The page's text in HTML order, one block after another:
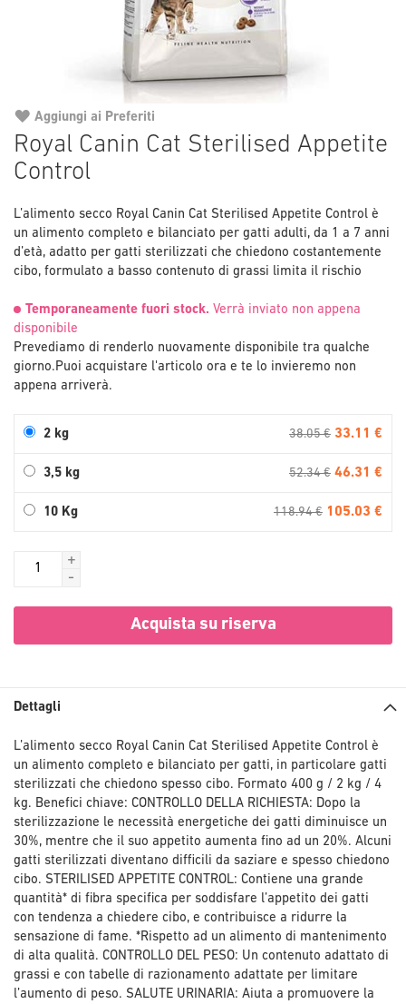
Royal Canin Cat Sterilised Appetite
Control
L’alimento secco Royal Canin Cat Sterilised Appetite Control è
un alimento completo e bilanciato per gatti adulti, da 1 a 7 anni
d’età, adatto per gatti sterilizzati che chiedono costantemente
cibo, formulato a basso contenuto di grassi limita il rischio
Temporaneamente fuori stock. Verrà inviato non appena
disponibile
Prevediamo di renderlo nuovamente disponibile tra qualche
giorno.Puoi acquistare l'articolo ora e te lo invieremo non
appena arriverà.
2 kg 38.05 € 33.11 €
3,5 kg 52.34 € 46.31 €
10 Kg 118.94 € 105.03 €
+
-
Acquista su riserva
Aggiungi ai Preferiti
all'inizio
di
immagini
Dettagli
L’alimento secco Royal Canin Cat Sterilised Appetite Control è
un alimento completo e bilanciato per gatti, in particolare gatti
sterilizzati che chiedono spesso cibo. Formato 400 g / 2 kg / 4
kg. Benefici chiave: CONTROLLO DELLA RICHIESTA: Dopo la
sterilizzazione le necessità energetiche dei gatti diminuisce un
30%, mentre che il suo appetito aumenta fino ad un 20%. Alcuni
gatti sterilizzati diventano difficili da saziare e spesso chiedono
cibo. STERILISED APPETITE CONTROL: Contiene una grande
quantità* di fibra specifica per soddisfare l’appetito dei gatti
con tendenza a chiedere cibo, e contribuisce a ridurre la
sensazione di fame. *Rispetto ad un alimento di mantenimento
di alta qualità. CONTROLLO DEL PESO: Un contenuto adattato di
grassi e con tabelle di razionamento adattate per limitare
l’aumento di peso. SALUTE URINARIA: Aiuta a promuovere la